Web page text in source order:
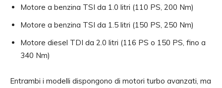
Motore a benzina TSI da 1.0 litri (110 PS, 200 Nm)
Motore a benzina TSI da 1.5 litri (150 PS, 250 Nm)
Motore diesel TDI da 2.0 litri (116 PS o 150 PS, fino a
340 Nm)
Entrambi i modelli dispongono di motori turbo avanzati, ma